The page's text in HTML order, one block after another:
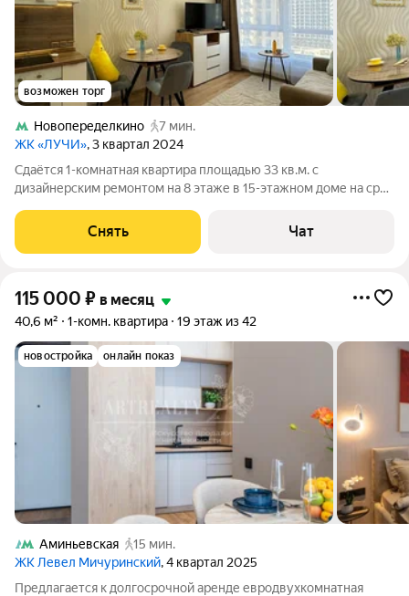
возможен торг
Новопеределкино
7 мин.
ЖК «ЛУЧИ», 3 квартал 2024
Сдаётся 1-комнатная квартира площадью 33 кв.м. с
дизайнерским ремонтом на 8 этаже в 15-этажном доме на срок
оснащена дизайнерской бытовой техникой Weissgauff, Beko Из
техники есть: 4K телевизор 43"
Снять Чат
115 000 ₽ в месяц
40,6 м² 1-комн. квартира 19 этаж из 42
новостройка онлайн показ
Аминьевская
15 мин.
ЖК Левел Мичуринский, 4 квартал 2025
Предлагается к долгосрочной аренде евродвухкомнатная